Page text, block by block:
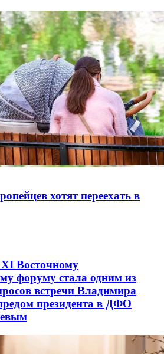
хотят переехать в
Восточному
форуму стала одним из
встречи Владимира
президента в ДФО